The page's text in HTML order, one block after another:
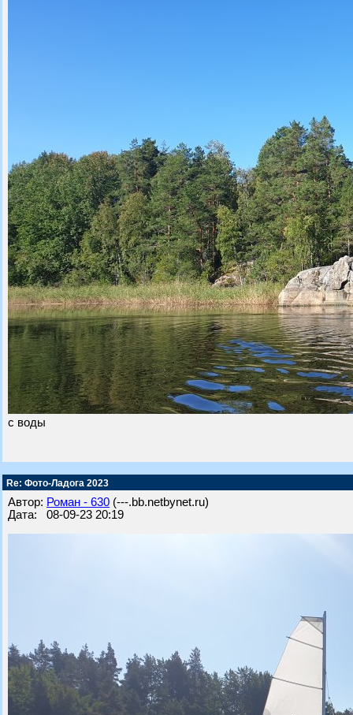
с воды
Re: Фото-Ладога 2023
Автор: Роман - 630 (---.bb.netbynet.ru)
Дата: 08-09-23 20:19